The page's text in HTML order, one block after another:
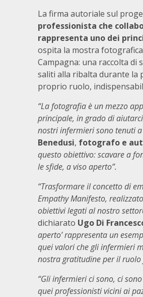
La firma autoriale sul
professionista che
rappresenta uno dei
ospita la mostra
Campagna: una raccolta
saliti alla ribalta durante la
proprio ruolo,
“La fotografia è un mezzo
principale, in grado di
nostri infermieri sono tenuti
Benedusi, fotografo e
questo obiettivo: scavare a
le sfide, a viso aperto”.
“Trasformare il concetto di
Empathy Manifesto,
obiettivi legati al nostro
dichiarato Ugo Di
aperto’ rappresenta un
quei valori che gli infermieri
nostra gratitudine per il
“Gli infermieri ci sono, ci
quei professionisti vicini ai